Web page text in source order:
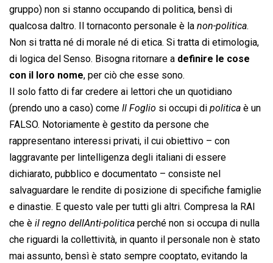
gruppo) non si stanno occupando di politica, bensì di
qualcosa daltro. Il tornaconto personale è la  non-politica.
Non si tratta né di morale né di etica. Si tratta di etimologia,
di logica del Senso. Bisogna ritornare a definire le cose
con il loro nome, per ciò che esse sono.
Il solo fatto di far credere ai lettori che un quotidiano
(prendo uno a caso) come  Il Foglio  si occupi di  politica  è un
FALSO. Notoriamente è gestito da persone che
rappresentano interessi privati, il cui obiettivo – con
laggravante per lintelligenza degli italiani di essere
dichiarato, pubblico e documentato – consiste nel
salvaguardare le rendite di posizione di specifiche famiglie
e dinastie. E questo vale per tutti gli altri. Compresa la RAI
che è  il regno dellAnti-politica  perché non si occupa di nulla
che riguardi la collettività, in quanto il personale non è stato
mai assunto, bensì è stato sempre cooptato, evitando la